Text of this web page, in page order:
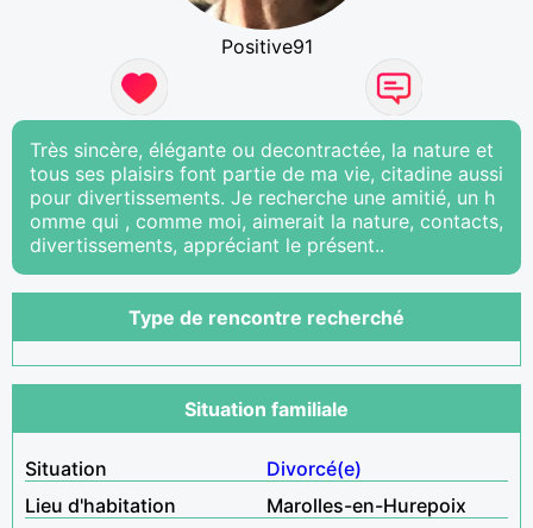
Positive91
Très sincère, élégante ou decontractée, la nature et
tous ses plaisirs font partie de ma vie, citadine aussi
pour divertissements. Je recherche une amitié, un h
omme qui , comme moi, aimerait la nature, contacts,
divertissements, appréciant le présent..
Type de rencontre recherché
Situation familiale
Situation
Divorcé(e)
Lieu d'habitation
Marolles-en-Hurepoix